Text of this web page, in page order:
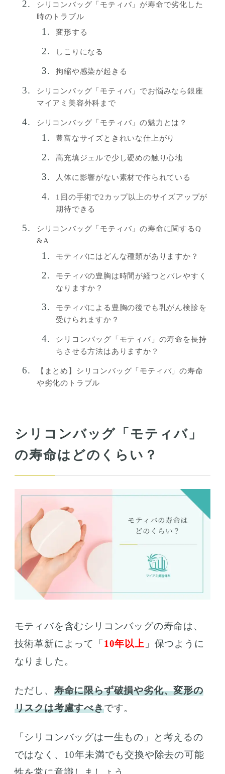
シリコンバッグ「モティバ」が寿命で劣化した
時のトラブル
変形する
しこりになる
拘縮や感染が起きる
シリコンバッグ「モティバ」でお悩みなら銀座
マイアミ美容外科まで
シリコンバッグ「モティバ」の魅力とは？
豊富なサイズときれいな仕上がり
高充填ジェルで少し硬めの触り心地
人体に影響がない素材で作られている
1回の手術で2カップ以上のサイズアップが
期待できる
シリコンバッグ「モティバ」の寿命に関するQ
&A
モティバにはどんな種類がありますか？
モティバの豊胸は時間が経つとバレやすく
なりますか？
モティバによる豊胸の後でも乳がん検診を
受けられますか？
シリコンバッグ「モティバ」の寿命を長持
ちさせる方法はありますか？
【まとめ】シリコンバッグ「モティバ」の寿命
や劣化のトラブル
シリコンバッグ「モティバ」
の寿命はどのくらい？
モティバを含むシリコンバッグの寿命は、
技術革新によって「 10年以上 」保つように
なりました。
ただし、 寿命に限らず破損や劣化、変形の
リスクは考慮すべきです。
「シリコンバッグは一生もの」と考えるの
ではなく、10年未満でも交換や除去の可能